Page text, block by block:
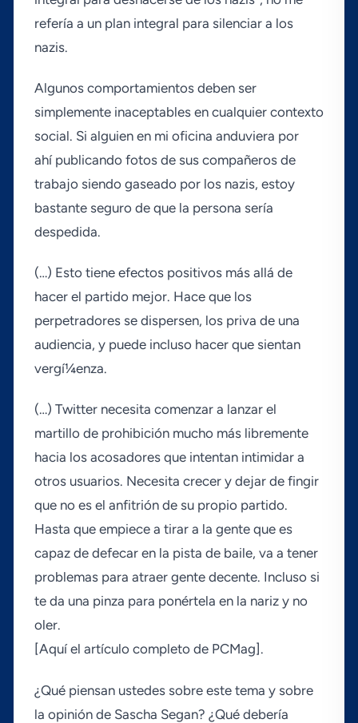
referí­a a un plan integral para silenciar a los
nazis.
Algunos comportamientos deben ser
simplemente inaceptables en cualquier contexto
social. Si alguien en mi oficina anduviera por
ahí­ publicando fotos de sus compañeros de
trabajo siendo gaseado por los nazis, estoy
bastante seguro de que la persona serí­a
despedida.
(…) Esto tiene efectos positivos más allá de
hacer el partido mejor. Hace que los
perpetradores se dispersen, los priva de una
audiencia, y puede incluso hacer que sientan
vergí¼enza.
(…) Twitter necesita comenzar a lanzar el
martillo de prohibición mucho más libremente
hacia los acosadores que intentan intimidar a
otros usuarios. Necesita crecer y dejar de fingir
que no es el anfitrión de su propio partido.
Hasta que empiece a tirar a la gente que es
capaz de defecar en la pista de baile, va a tener
problemas para atraer gente decente. Incluso si
te da una pinza para ponértela en la nariz y no
oler.
[Aquí­ el artí­culo completo de PCMag].
¿Qué piensan ustedes sobre este tema y sobre
la opinión de Sascha Segan? ¿Qué deberí­a